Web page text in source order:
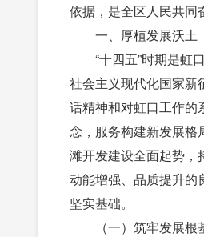
依据，是全区人民共同
一、厚植发展沃土
“十四五”时期是虹
社会主义现代化国家新
话精神和对虹口工作的
念，服务构建新发展格
滩开发建设全面起势，
动能增强、品质提升的
坚实基础。
（一）筑牢发展根